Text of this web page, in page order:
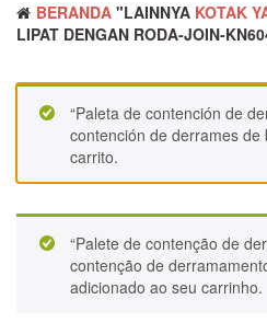
BERANDA "LAINNYA KOTAK
LIPAT DENGAN RODA-JOIN-
“Paleta de contención de
contención de derrames de
carrito.
“Palete de contenção de
contenção de
adicionado ao seu carrinho.